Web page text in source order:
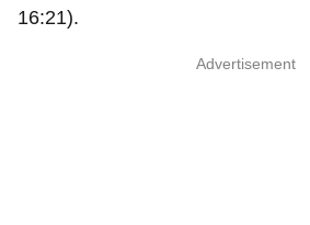
16:21).
Advertisement